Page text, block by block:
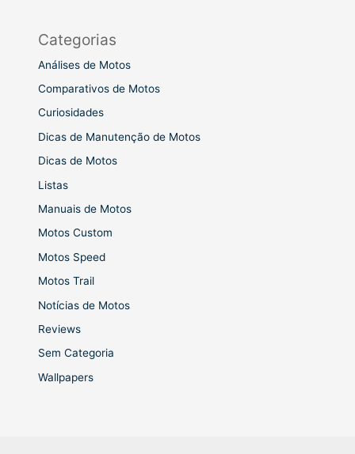
Categorias
Análises de Motos
Comparativos de Motos
Curiosidades
Dicas de Manutenção de Motos
Dicas de Motos
Listas
Manuais de Motos
Motos Custom
Motos Speed
Motos Trail
Notícias de Motos
Reviews
Sem Categoria
Wallpapers